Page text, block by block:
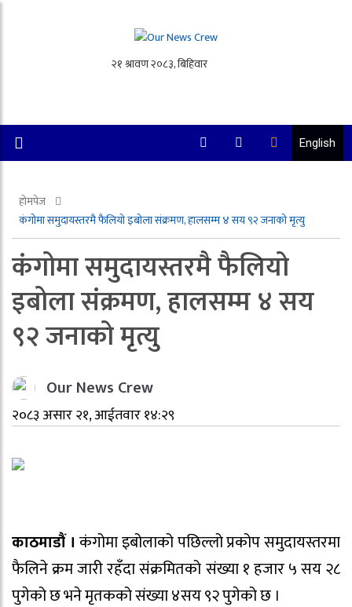
English
होमपेज
कंगोमा समुदायस्तरमै फैलियो इबोला संक्रमण, हालसम्म ४ सय ९२ जनाको मृत्यु
कंगोमा समुदायस्तरमै फैलियो
इबोला संक्रमण, हालसम्म ४ सय
९२ जनाको मृत्यु
Our News Crew
२०८३ असार २१, आईतवार १४:२९
काठमाडौं । कंगोमा इबोलाको पछिल्लो प्रकोप समुदायस्तरमा
फैलिने क्रम जारी रहँदा संक्रमितको संख्या १ हजार ५ सय २८
पुगेको छ भने मृतकको संख्या ४सय ९२ पुगेको छ ।